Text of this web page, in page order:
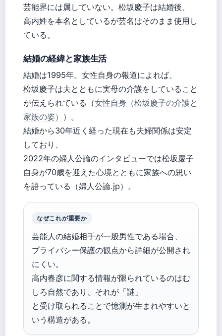
芸能界には属していない。松坂慶子は結婚後、
高内姓を本名としているが芸名はそのまま使用し
ている。
結婚の経緯と家族生活
結婚は1995年。女性自身の報道によれば、
松坂慶子は夫とともに実母の介護をしていること
が伝えられている（女性自身（松坂慶子の介護と
家族の姿） ）。
結婚から30年近く経った現在も夫婦関係は安定
しており、
2022年の婦人公論のインタビューでは松坂慶子
自身が70歳を迎えた心境とともに家族への思い
を語っている（婦人公論.jp）。
なぜこれが重要か
芸能人の結婚相手が一般男性である場合、
プライバシー保護の観点から詳細が公開され
にくい。
高内春彦に関する情報が限られているのはむ
しろ自然であり、それが「謎」
と受け取られることで憶測が生まれやすいと
いう構造がある。